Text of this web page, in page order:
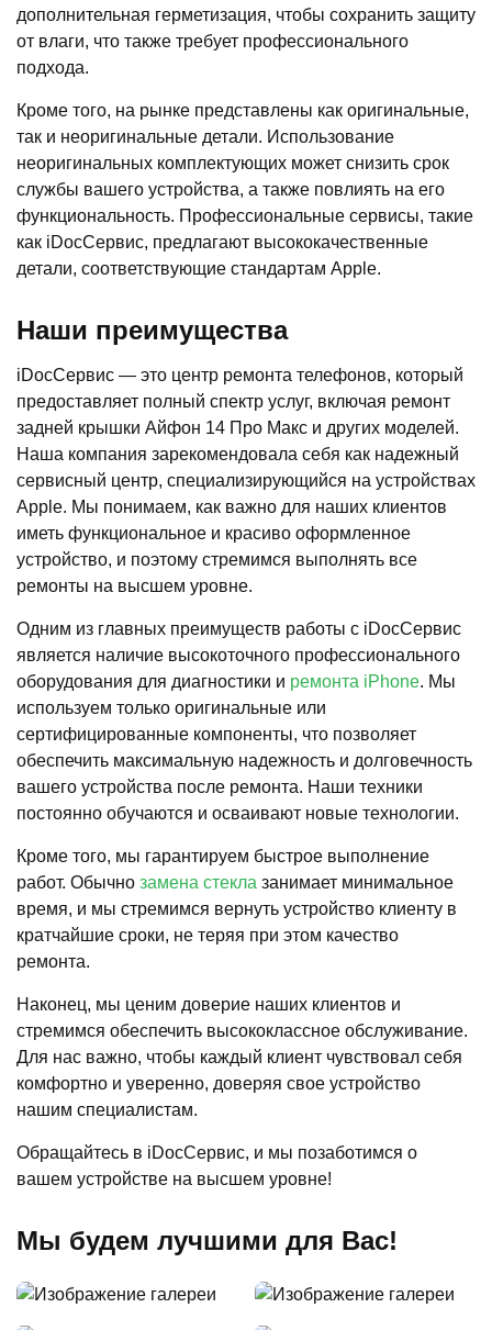
дополнительная герметизация, чтобы сохранить защиту
от влаги, что также требует профессионального
подхода.
Кроме того, на рынке представлены как оригинальные,
так и неоригинальные детали. Использование
неоригинальных комплектующих может снизить срок
службы вашего устройства, а также повлиять на его
функциональность. Профессиональные сервисы, такие
как iDocСервис, предлагают высококачественные
детали, соответствующие стандартам Apple.
Наши преимущества
iDocСервис — это центр ремонта телефонов, который
предоставляет полный спектр услуг, включая ремонт
задней крышки Айфон 14 Про Макс и других моделей.
Наша компания зарекомендовала себя как надежный
сервисный центр, специализирующийся на устройствах
Apple. Мы понимаем, как важно для наших клиентов
иметь функциональное и красиво оформленное
устройство, и поэтому стремимся выполнять все
ремонты на высшем уровне.
Одним из главных преимуществ работы с iDocСервис
является наличие высокоточного профессионального
оборудования для диагностики и ремонта iPhone. Мы
используем только оригинальные или
сертифицированные компоненты, что позволяет
обеспечить максимальную надежность и долговечность
вашего устройства после ремонта. Наши техники
постоянно обучаются и осваивают новые технологии.
Кроме того, мы гарантируем быстрое выполнение
работ. Обычно замена стекла занимает минимальное
время, и мы стремимся вернуть устройство клиенту в
кратчайшие сроки, не теряя при этом качество
ремонта.
Наконец, мы ценим доверие наших клиентов и
стремимся обеспечить высококлассное обслуживание.
Для нас важно, чтобы каждый клиент чувствовал себя
комфортно и уверенно, доверяя свое устройство
нашим специалистам.
Обращайтесь в iDocСервис, и мы позаботимся о
вашем устройстве на высшем уровне!
Мы будем лучшими для Вас!